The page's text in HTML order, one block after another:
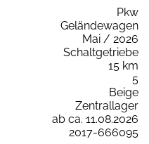
Pkw
Geländewagen
Mai / 2026
Schaltgetriebe
15 km
5
Beige
Zentrallager
ab ca. 11.08.2026
2017-666095